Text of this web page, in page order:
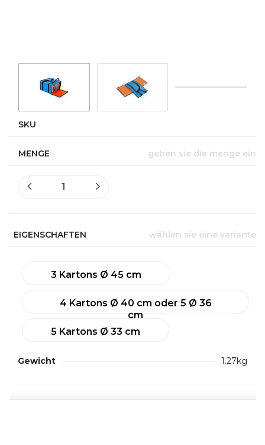
SKU
MENGE geben sie die menge ein
EIGENSCHAFTEN wählen sie eine variante
3 Kartons Ø 45 cm
4 Kartons Ø 40 cm oder 5 Ø 36
cm
5 Kartons Ø 33 cm
Gewicht 1.27kg